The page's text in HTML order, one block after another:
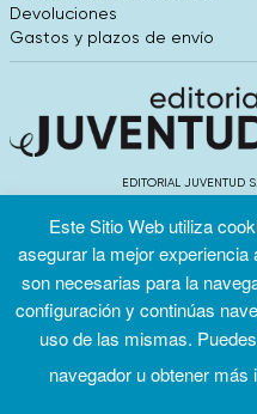
Devoluciones
Gastos y plazos de envío
EDITORIAL JUVENTUD
Condiciones
Política de
privacidad
Política de
Este Sitio Web utiliza
asegurar la mejor
son necesarias para la
configuración y continúas
uso de las mismas.
navegador u obtener más